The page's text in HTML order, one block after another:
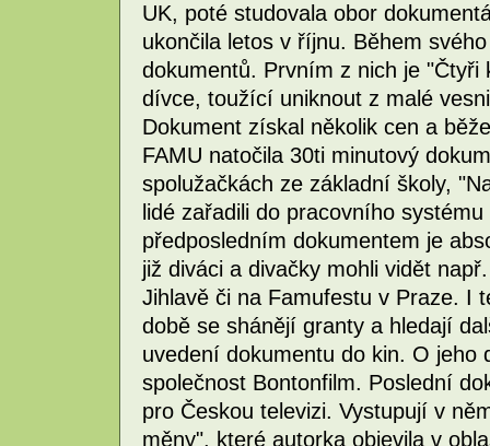
UK, poté studovala obor
ukončila letos v říjnu. Během
dokumentů. Prvním z nich je
dívce, toužící uniknout z malé
Dokument získal několik cen a
FAMU natočila 30ti minutový
spolužačkách ze základní školy,
lidé zařadili do pracovního
předposledním dokumentem je
již diváci a divačky mohli vidět
Jihlavě či na Famufestu v Praze. I
době se shánějí granty a hledají
uvedení dokumentu do kin. O jeho
společnost Bontonfilm. Poslední
pro Českou televizi. Vystupují v
měny", které autorka objevila v